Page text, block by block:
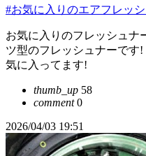
#お気に入りのエアフレッ
お気に入りのフレッシュナ
ツ型のフレッシュナーです
気に入ってます!
thumb_up 58
comment0
2026/04/03 19:51